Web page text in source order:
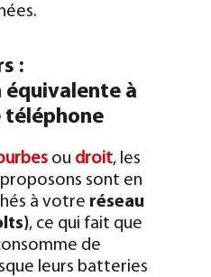
:
équivalente à
téléphone
ou droit, les
sont en
à votre réseau
, ce qui fait que
de
leurs batteries